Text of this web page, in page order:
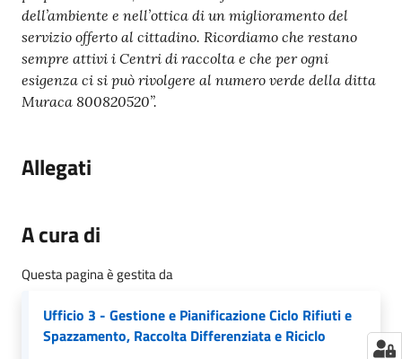
dell’ambiente e nell’ottica di un miglioramento del
servizio offerto al cittadino. Ricordiamo che restano
sempre attivi i Centri di raccolta e che per ogni
esigenza ci si può rivolgere al numero verde della ditta
Muraca 800820520”.
Allegati
A cura di
Questa pagina è gestita da
Ufficio 3 - Gestione e Pianificazione Ciclo Rifiuti e
Spazzamento, Raccolta Differenziata e Riciclo